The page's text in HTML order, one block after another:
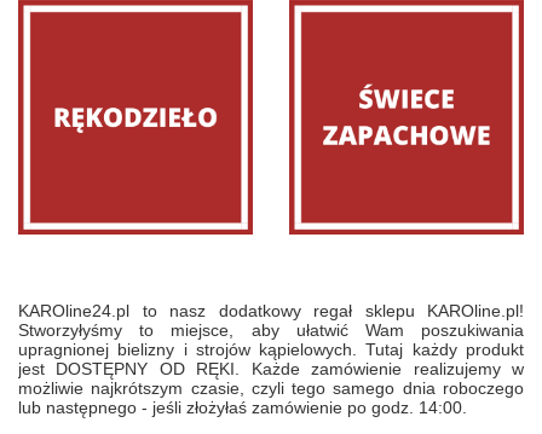
KAROline24.pl to nasz dodatkowy regał sklepu KAROline.pl!
Stworzyłyśmy to miejsce, aby ułatwić Wam poszukiwania
upragnionej bielizny i strojów kąpielowych. Tutaj każdy produkt
jest DOSTĘPNY OD RĘKI. Każde zamówienie realizujemy w
możliwie najkrótszym czasie, czyli tego samego dnia roboczego
lub następnego - jeśli złożyłaś zamówienie po godz. 14:00.